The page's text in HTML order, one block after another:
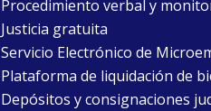
Procedimiento verbal y
Justicia gratuita
Servicio Electrónico de
Plataforma de liquidación de
Depósitos y consignaciones